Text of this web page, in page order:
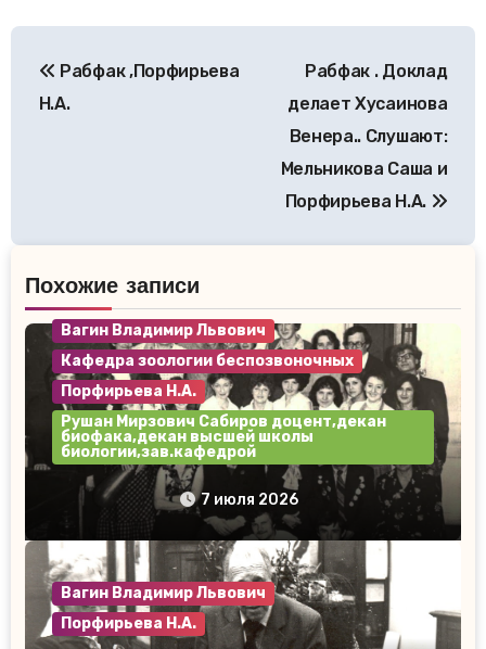
по
Рабфак ,Порфирьева
Н.А.
Рабфак . Доклад
делает Хусаинова
Венера.. Слушают:
Мельникова Саша и
Порфирьева Н.А.
Похожие записи
Вагин Владимир Львович
Кафедра зоологии беспозвоночных
Порфирьева Н.А.
Рушан Мирзович Сабиров доцент,декан
биофака,декан высшей школы
биологии,зав.кафедрой
154 группа май 1980 года.
7 июля 2026
Вагин Владимир Львович
Порфирьева Н.А.